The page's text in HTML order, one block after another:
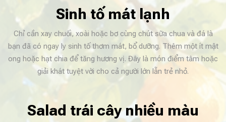
Sinh tố mát lạnh
Chỉ cần xay chuối, xoài hoặc bơ cùng chút sữa chua và đá là
bạn đã có ngay ly sinh tố thơm mát, bổ dưỡng. Thêm một ít mật
ong hoặc hạt chia để tăng hương vị. Đây là món điểm tâm hoặc
giải khát tuyệt vời cho cả người lớn lẫn trẻ nhỏ.
Salad trái cây nhiều màu